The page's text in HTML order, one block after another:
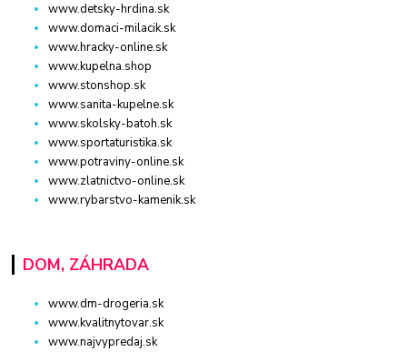
www.detsky-hrdina.sk
www.domaci-milacik.sk
www.hracky-online.sk
www.kupelna.shop
www.stonshop.sk
www.sanita-kupelne.sk
www.skolsky-batoh.sk
www.sportaturistika.sk
www.potraviny-online.sk
www.zlatnictvo-online.sk
www.rybarstvo-kamenik.sk
DOM, ZÁHRADA
www.dm-drogeria.sk
www.kvalitnytovar.sk
www.najvypredaj.sk